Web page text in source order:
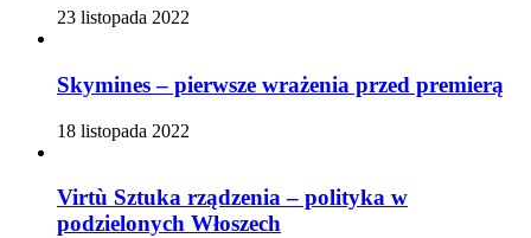
23 listopada 2022
Skymines – pierwsze wrażenia przed premierą
18 listopada 2022
Virtù Sztuka rządzenia – polityka w
podzielonych Włoszech